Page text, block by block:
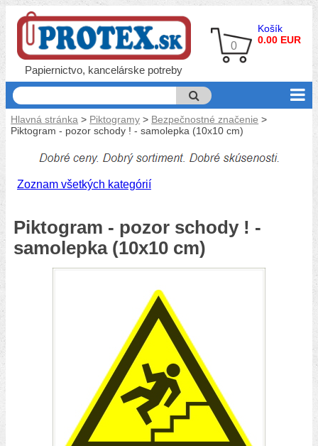
Papiernictvo, kancelárske potreby
Košík
0.00 EUR
0
Hlavná stránka > Piktogramy > Bezpečnostné značenie >
Piktogram - pozor schody ! - samolepka (10x10 cm)
Zoznam všetkých kategórií
Piktogram - pozor schody ! -
samolepka (10x10 cm)